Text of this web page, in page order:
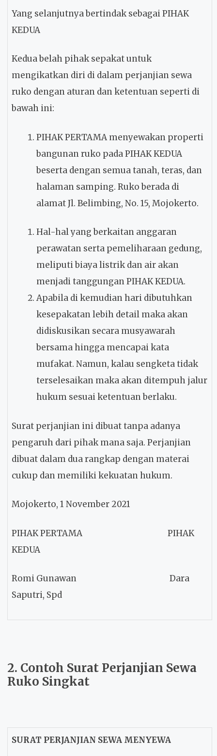
Yang selanjutnya bertindak sebagai PIHAK
KEDUA
Kedua belah pihak sepakat untuk
mengikatkan diri di dalam perjanjian sewa
ruko dengan aturan dan ketentuan seperti di
bawah ini:
PIHAK PERTAMA menyewakan properti
bangunan ruko pada PIHAK KEDUA
beserta dengan semua tanah, teras, dan
halaman samping. Ruko berada di
alamat Jl. Belimbing, No. 15, Mojokerto.
Hal-hal yang berkaitan anggaran
perawatan serta pemeliharaan gedung,
meliputi biaya listrik dan air akan
menjadi tanggungan PIHAK KEDUA.
Apabila di kemudian hari dibutuhkan
kesepakatan lebih detail maka akan
didiskusikan secara musyawarah
bersama hingga mencapai kata
mufakat. Namun, kalau sengketa tidak
terselesaikan maka akan ditempuh jalur
hukum sesuai ketentuan berlaku.
Surat perjanjian ini dibuat tanpa adanya
pengaruh dari pihak mana saja. Perjanjian
dibuat dalam dua rangkap dengan materai
cukup dan memiliki kekuatan hukum.
Mojokerto, 1 November 2021
PIHAK PERTAMA
PIHAK
KEDUA
Romi Gunawan
Dara
Saputri, Spd
2. Contoh Surat Perjanjian Sewa
Ruko Singkat
SURAT PERJANJIAN SEWA MENYEWA